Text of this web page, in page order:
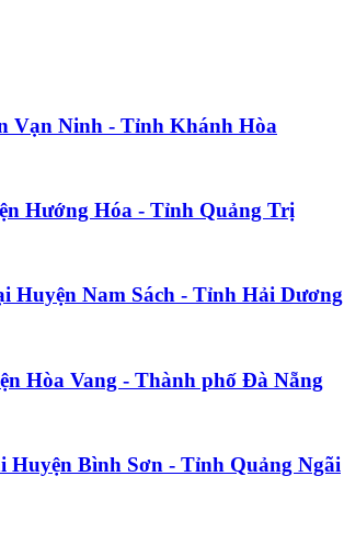
Vạn Ninh - Tỉnh Khánh Hòa
Hướng Hóa - Tỉnh Quảng Trị
Huyện Nam Sách - Tỉnh Hải Dương
Hòa Vang - Thành phố Đà Nẵng
Bình Sơn - Tỉnh Quảng Ngãi